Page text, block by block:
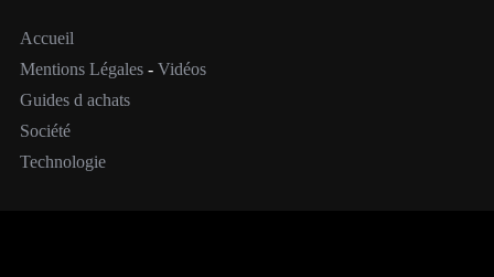
Accueil
Mentions Légales- Vidéos
Guides d achats
Société
Technologie